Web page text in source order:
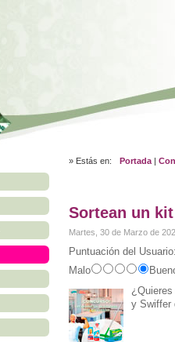
» Estás en: Portada |
Sortean un
Martes, 30 de Marzo de
Puntuación del
Malo
y Swiffer